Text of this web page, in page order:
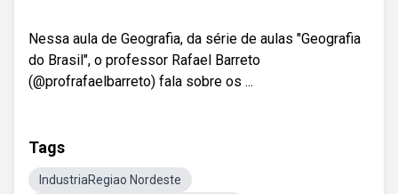
Nessa aula de Geografia, da série de aulas "Geografia
do Brasil", o professor Rafael Barreto
(@profrafaelbarreto) fala sobre os ...
Tags
IndustriaRegiao Nordeste